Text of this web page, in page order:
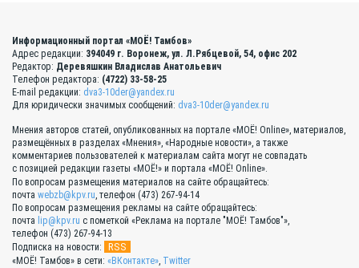
Информационный портал «МОЁ! Тамбов»
Адрес редакции: 394049 г. Воронеж, ул. Л.Рябцевой, 54, офис 202
Редактор: Деревяшкин Владислав Анатольевич
Телефон редактора: (4722) 33-58-25
E-mail редакции: dva3-10der@yandex.ru
Для юридически значимых сообщений: dva3-10der@yandex.ru
Мнения авторов статей, опубликованных на портале «МОЁ! Online», материалов,
размещённых в разделах «Мнения», «Народные новости», а также
комментариев пользователей к материалам сайта могут не совпадать
с позицией редакции газеты «МОЁ!» и портала «МОЁ! Online».
По вопросам размещения материалов на сайте обращайтесь:
почта webzb@kpv.ru, телефон (473) 267-94-14
По вопросам размещения рекламы на сайте обращайтесь:
почта lip@kpv.ru с пометкой «Реклама на портале "МОЁ! Тамбов"»,
телефон (473) 267-94-13
Подписка на новости:
RSS
«МОЁ! Тамбов» в сети: «ВКонтакте», Twitter